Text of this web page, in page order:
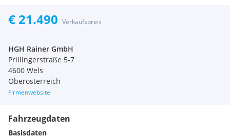
€ 21.490 Verkaufspreis
HGH Rainer GmbH
Prillingerstraße 5-7
4600 Wels
Oberösterreich
Firmenwebsite
Fahrzeugdaten
Basisdaten